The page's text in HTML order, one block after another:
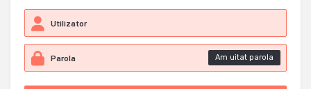
Am uitat parola